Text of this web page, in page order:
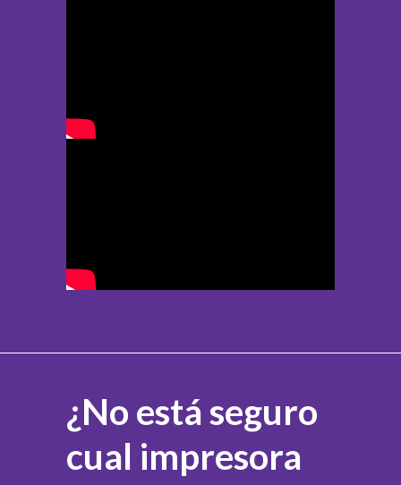
¿No está seguro
cual impresora